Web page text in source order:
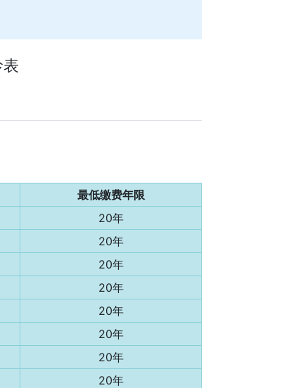
最低缴费年限
20年
20年
20年
20年
20年
20年
20年
20年